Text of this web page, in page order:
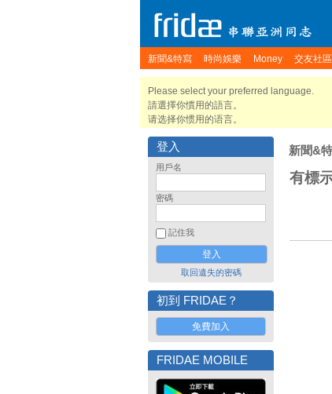
新聞&特寫 時尚娛樂 Money 交友社區
Please select your preferred language.
請選擇你慣用的語言。
请选择你惯用的语言。
登入
用戶名
密碼
記住我
取回遺失的密碼
初到 FRIDAE？
免費加入
FRIDAE MOBILE
新聞&
有標